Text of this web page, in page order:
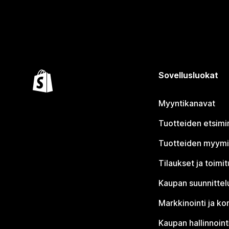
Sovellusluokat
Myyntikanavat
Tuotteiden
Tuotteiden
Tilaukset ja
Kaupan
Markkinointi ja
Kaupan